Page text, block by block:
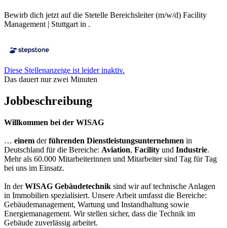
Bewirb dich jetzt auf die Stetelle Bereichsleiter (m/w/d) Facility
Management | Stuttgart in .
Diese Stellenanzeige ist leider inaktiv.
Das dauert nur zwei Minuten
Jobbeschreibung
Willkommen bei der WISAG
… einem derführenden Dienstleistungsunternehmen in
Deutschland für die Bereiche: Aviation, Facility und Industrie.
Mehr als 60.000 Mitarbeiterinnen und Mitarbeiter sind Tag für Tag
bei uns im Einsatz.
In derWISAG Gebäudetechnik sind wir auf technische Anlagen
in Immobilien spezialisiert. Unsere Arbeit umfasst die Bereiche:
Gebäudemanagement, Wartung und Instandhaltung sowie
Energiemanagement. Wir stellen sicher, dass die Technik im
Gebäude zuverlässig arbeitet.